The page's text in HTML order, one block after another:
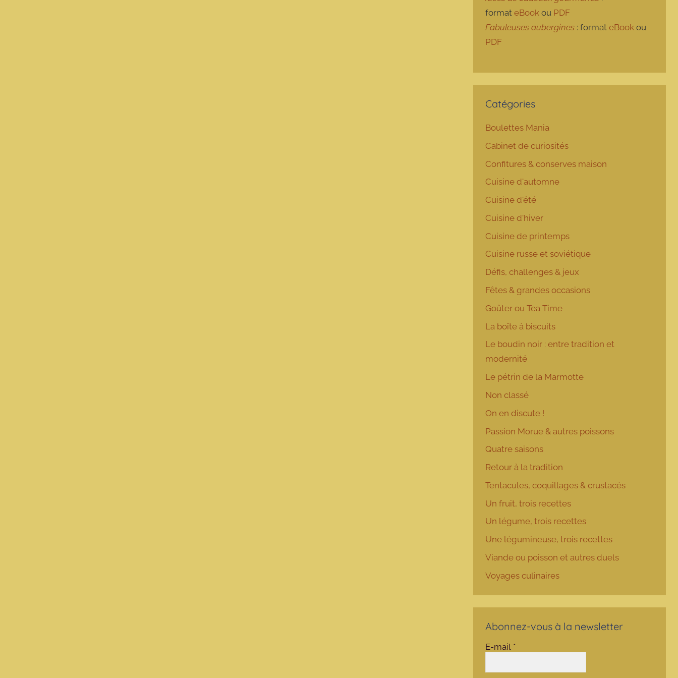
formateBook ou PDF
Fabuleuses aubergines : formateBook ou
PDF
Catégories
Boulettes Mania
Cabinet de curiosités
Confitures & conserves maison
Cuisine d'automne
Cuisine d'été
Cuisine d'hiver
Cuisine de printemps
Cuisine russe et soviétique
Défis, challenges & jeux
Fêtes & grandes occasions
Goûter ou Tea Time
La boîte à biscuits
Le boudin noir : entre tradition et
modernité
Le pétrin de la Marmotte
Non classé
On en discute !
Passion Morue & autres poissons
Quatre saisons
Retour à la tradition
Tentacules, coquillages & crustacés
Un fruit, trois recettes
Un légume, trois recettes
Une légumineuse, trois recettes
Viande ou poisson et autres duels
Voyages culinaires
Abonnez-vous à la newsletter
E-mail *